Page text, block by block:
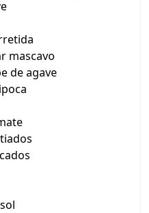
mascavo
de agave